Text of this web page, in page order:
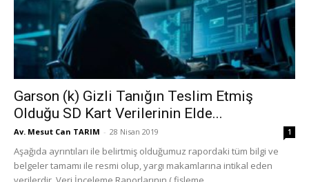
Garson (k) Gizli Tanığın Teslim Etmiş
Olduğu SD Kart Verilerinin Elde...
Av. Mesut Can TARIM - 28 Nisan 2019 1
Aşağıda ayrıntıları ile belirtmiş olduğumuz rapordaki tüm bilgi ve
belgeler tamamı ile resmi olup, yargı makamlarına intikal eden